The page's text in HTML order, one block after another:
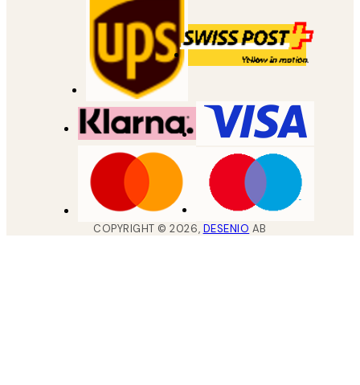
COPYRIGHT ©2026, DESENIO AB